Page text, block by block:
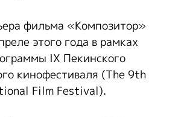
фильма «Композитор»
этого года в рамках
IX Пекинского
кинофестиваля (The 9th
Film Festival).